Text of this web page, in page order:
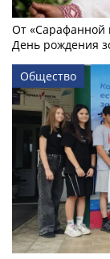
От «Сарафанной
День рождения
Общество